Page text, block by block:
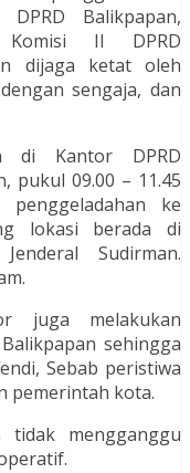
Balikpapan,
II DPRD
dijaga ketat oleh
sengaja, dan
di Kantor DPRD
pukul 09.00 – 11.45
ke
lokasi berada di
Sudirman.
juga melakukan
sehingga
Sebab peristiwa
pemerintah kota.
tidak mengganggu